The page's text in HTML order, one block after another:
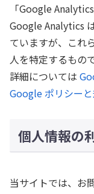
「Google
Google Analytics
ていますが、これ
人を特定するもの
詳細については
Google ポリシー
個人情報の
当サイトでは、お